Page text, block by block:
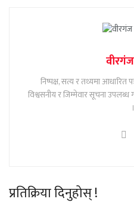
निष्पक्ष, सत्य र तथ्यमा आधारित
विश्वसनीय र जिम्मेवार सूचना
।
प्रतिक्रिया दिनुहोस् !